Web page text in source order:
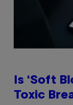
Is ‘Soft
Toxic